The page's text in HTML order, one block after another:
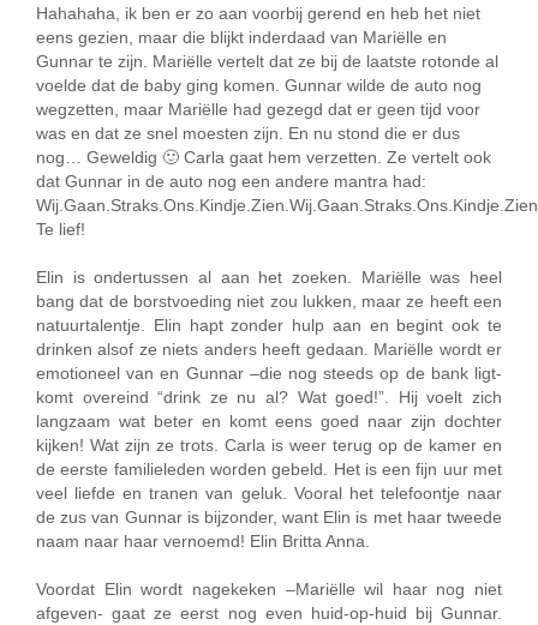
Hahahaha, ik ben er zo aan voorbij gerend en heb het niet
eens gezien, maar die blijkt inderdaad van Mariëlle en
Gunnar te zijn. Mariëlle vertelt dat ze bij de laatste rotonde al
voelde dat de baby ging komen. Gunnar wilde de auto nog
wegzetten, maar Mariëlle had gezegd dat er geen tijd voor
was en dat ze snel moesten zijn. En nu stond die er dus
nog… Geweldig 🙂 Carla gaat hem verzetten. Ze vertelt ook
dat Gunnar in de auto nog een andere mantra had:
Te lief!
Elin is ondertussen al aan het zoeken. Mariëlle was heel
bang dat de borstvoeding niet zou lukken, maar ze heeft een
natuurtalentje. Elin hapt zonder hulp aan en begint ook te
drinken alsof ze niets anders heeft gedaan. Mariëlle wordt er
emotioneel van en Gunnar –die nog steeds op de bank ligt-
komt overeind “drink ze nu al? Wat goed!”. Hij voelt zich
langzaam wat beter en komt eens goed naar zijn dochter
kijken! Wat zijn ze trots. Carla is weer terug op de kamer en
de eerste familieleden worden gebeld. Het is een fijn uur met
veel liefde en tranen van geluk. Vooral het telefoontje naar
de zus van Gunnar is bijzonder, want Elin is met haar tweede
naam naar haar vernoemd! Elin Britta Anna.
Voordat Elin wordt nagekeken –Mariëlle wil haar nog niet
afgeven- gaat ze eerst nog even huid-op-huid bij Gunnar.